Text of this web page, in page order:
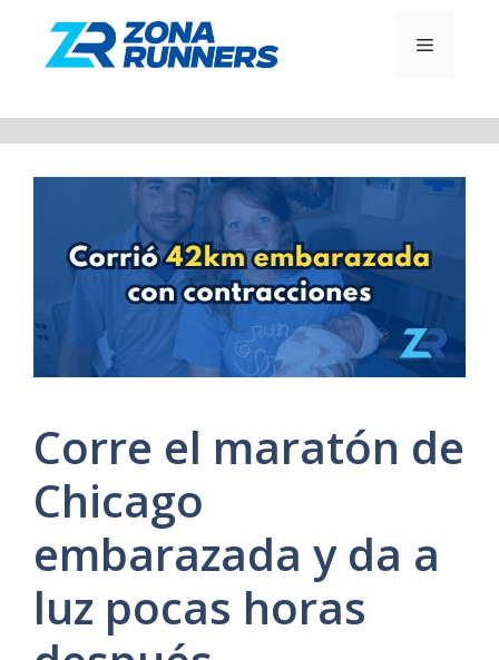
contenido
MENÚ
Corre el maratón de
Chicago
embarazada y da a
luz pocas horas